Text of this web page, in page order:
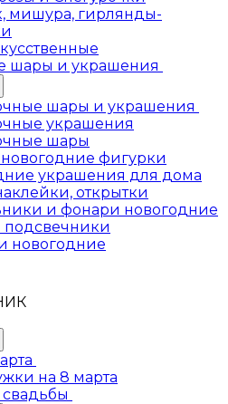
мишура, гирлянды-
шары и украшения
шары и украшения
украшения
шары
фигурки
украшения для дома
открытки
и фонари новогодние
подсвечники
новогодние
на 8 марта